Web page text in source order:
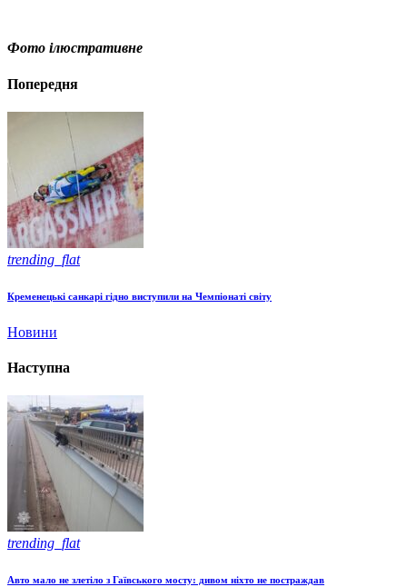
Фото ілюстративне
Попередня
trending_flat
Кременецькі санкарі гідно виступили на Чемпіонаті світу
Новини
Наступна
trending_flat
Авто мало не злетіло з Гаївського мосту: дивом ніхто не постраждав